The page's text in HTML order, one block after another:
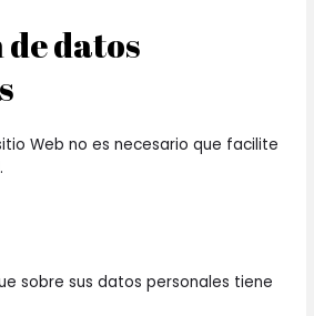
datos
Web no es necesario que facilite
sobre sus datos personales tiene